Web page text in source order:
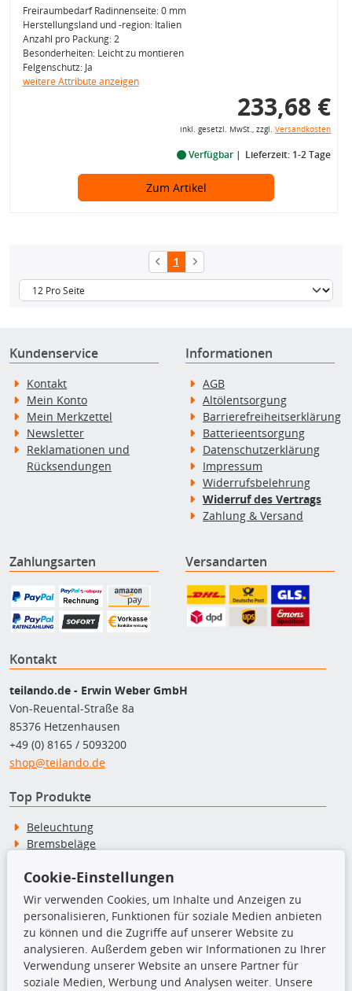
Freiraumbedarf Radinnenseite: 0 mm
Herstellungsland und -region: Italien
Anzahl pro Packung: 2
Besonderheiten: Leicht zu montieren
Felgenschutz: Ja
weitere Attribute anzeigen
233,68 €
inkl. gesetzl. MwSt., zzgl. Versandkosten
Verfügbar Lieferzeit: 1-2 Tage
Zum Artikel
1
Kundenservice
Kontakt
Mein Konto
Mein Merkzettel
Newsletter
Reklamationen und
Rücksendungen
Informationen
AGB
Altölentsorgung
Barrierefreiheitserklärung
Batterieentsorgung
Datenschutzerklärung
Impressum
Widerrufsbelehrung
Widerruf des Vertrags
Zahlung & Versand
Zahlungsarten Versandarten
Kontakt
teilando.de - Erwin Weber GmbH
Von-Reuental-Straße 8a
85376 Hetzenhausen
+49 (0) 8165 / 5093200
shop@teilando.de
Top Produkte
Beleuchtung
Bremsbeläge
Kupplungssatz
Querlenker
Radlager
Stoßdämpfer
TecDoc Inside
Cookie-Einstellungen
Wir verwenden Cookies, um Inhalte und Anzeigen zu
personalisieren, Funktionen für soziale Medien anbieten
zu können und die Zugriffe auf unserer Website zu
analysieren. Außerdem geben wir Informationen zu Ihrer
Verwendung unserer Website an unsere Partner für
soziale Medien, Werbung und Analysen weiter. Unsere